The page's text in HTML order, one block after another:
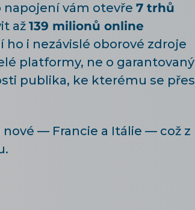
napojení vám otevře 7 trhů
až 139 milionů online
ho i nezávislé oborové zdroje
platformy, ne o garantovaný
publika, ke kterému se přes
— Francie a Itálie — což z